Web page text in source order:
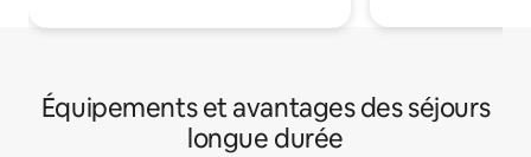
Équipements et avantages des séjours
longue durée